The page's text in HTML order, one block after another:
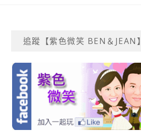
追蹤【紫色微笑 BEN＆JEAN】